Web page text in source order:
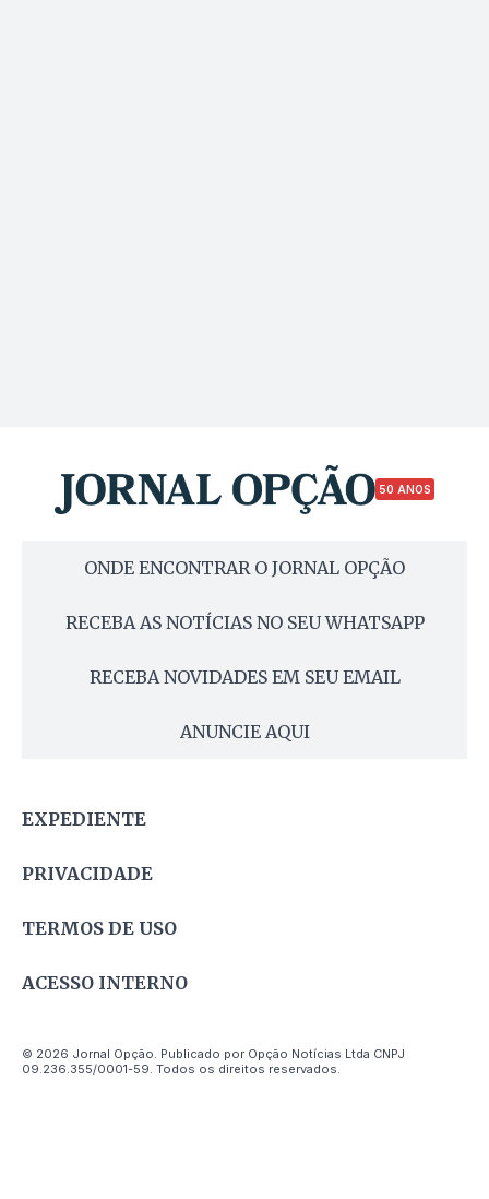
50 ANOS
ONDE ENCONTRAR O JORNAL OPÇÃO
RECEBA AS NOTÍCIAS NO SEU WHATSAPP
RECEBA NOVIDADES EM SEU EMAIL
ANUNCIE AQUI
EXPEDIENTE
PRIVACIDADE
TERMOS DE USO
ACESSO INTERNO
© 2026 Jornal Opção. Publicado por Opção Notícias Ltda CNPJ
09.236.355/0001-59. Todos os direitos reservados.